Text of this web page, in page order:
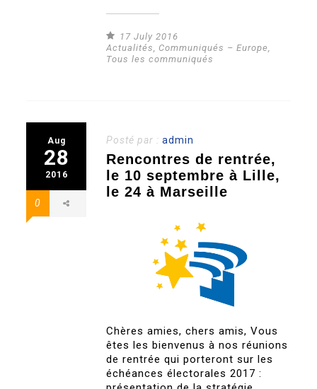
17 July 2016
Actualités, Communiqués – Europe,
Tous les communiqués
Aug
28
2016
0
Posté par :admin
Rencontres de rentrée,
le 10 septembre à Lille,
le 24 à Marseille
Chères amies, chers amis, Vous
êtes les bienvenus à nos réunions
de rentrée qui porteront sur les
échéances électorales 2017 :